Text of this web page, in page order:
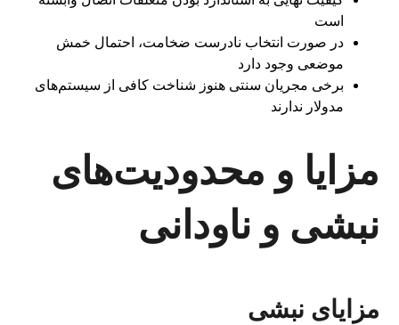
است
در صورت انتخاب نادرست ضخامت، احتمال خمش
موضعی وجود دارد
برخی مجریان سنتی هنوز شناخت کافی از سیستم‌های
مدولار ندارند
مزایا و محدودیت‌های
نبشی و ناودانی
مزایای نبشی